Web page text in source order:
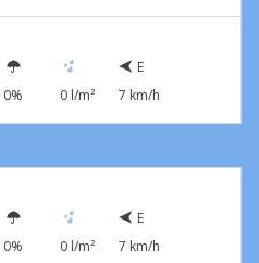
0% 0 l/m²
E
7 km/h
0% 0 l/m²
E
7 km/h